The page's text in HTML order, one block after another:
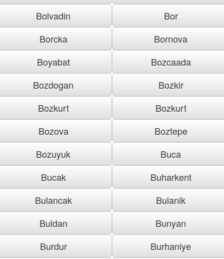
Bolvadin
Bor
Borcka
Bornova
Boyabat
Bozcaada
Bozdogan
Bozkir
Bozkurt
Bozkurt
Bozova
Boztepe
Bozuyuk
Buca
Bucak
Buharkent
Bulancak
Bulanik
Buldan
Bunyan
Burdur
Burhaniye